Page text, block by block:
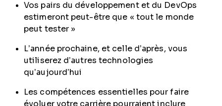
Vos pairs du développement et du DevOps
estimeront peut-être que « tout le monde
peut tester »
L’année prochaine, et celle d’après, vous
utiliserez d’autres technologies
qu’aujourd’hui
Les compétences essentielles pour faire
évoluer votre carrière pourraient inclure